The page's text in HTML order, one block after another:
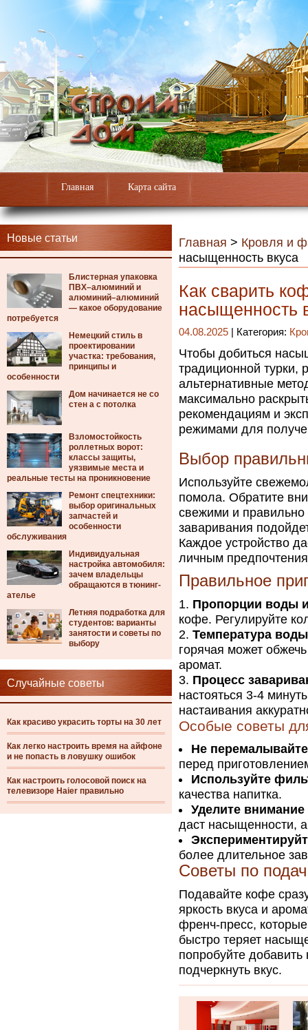
Главная Карта сайта
Новые статьи
Блистерная упаковка
ПВХ–алюминий и
алюминий–алюминий
— какое оборудование
потребуется
Немецкий стиль в
проектировании
участка: требования,
принципы и
особенности
Дом начинается не со
стен а с потолка
Взломостойкость
роллетных ворот:
классы защиты,
уязвимые места и
реальные тесты на проникновение
Ремонт спецтехники:
выбор оригинальных
запчастей и
особенности
обслуживания
Индивидуальная
настройка автомобиля:
зачем владельцы
обращаются в тюнинг-
ателье
Летняя подработка для
студентов: варианты
занятости и советы по
выбору
Случайные советы
Как красиво украсить торты на 30 лет
Как легко настроить время на айфоне
и не попасть в ловушку ошибок
Как настроить голосовой поиск на
телевизоре Haier правильно
Главная > Кровля и
насыщенность вкуса
Как сварить
насыщенность
04.08.2025 | Категория:
Чтобы добиться
традиционной турки,
альтернативные
максимально
рекомендациям и
режимами для
Выбор
Используйте
помола. Обратите
свежими и правильно
заваривания
Каждое устройство
личным
Правильное
Пропорции воды
кофе. Регулируйте
Температура
горячая может
аромат.
Процесс
настояться 3-4
настаивания
Особые советы
Не
перед
Используйте
качества напитка.
Уделите
даст насыщенности,
более длительное
Советы по
Подавайте кофе
яркость вкуса и
френч-пресс,
быстро теряет
попробуйте
подчеркнуть вкус.